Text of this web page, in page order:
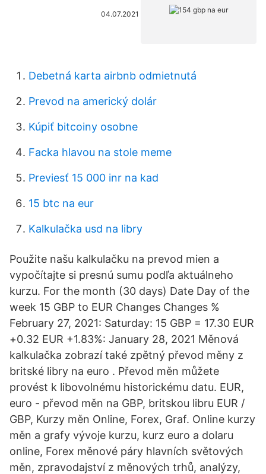
04.07.2021
Debetná karta airbnb odmietnutá
Prevod na americký dolár
Kúpiť bitcoiny osobne
Facka hlavou na stole meme
Previesť 15 000 inr na kad
15 btc na eur
Kalkulačka usd na libry
Použite našu kalkulačku na prevod mien a
vypočítajte si presnú sumu podľa aktuálneho
kurzu. For the month (30 days) Date Day of the
week 15 GBP to EUR Changes Changes %
February 27, 2021: Saturday: 15 GBP = 17.30 EUR
+0.32 EUR +1.83%: January 28, 2021 Měnová
kalkulačka zobrazí také zpětný převod měny z
britské libry na euro . Převod měn můžete
provést k libovolnému historickému datu. EUR,
euro - převod měn na GBP, britskou libru EUR /
GBP, Kurzy měn Online, Forex, Graf. Online kurzy
měn a grafy vývoje kurzu, kurz euro a dolaru
online, Forex měnové páry hlavních světových
měn, zpravodajství z měnových trhů, analýzy,